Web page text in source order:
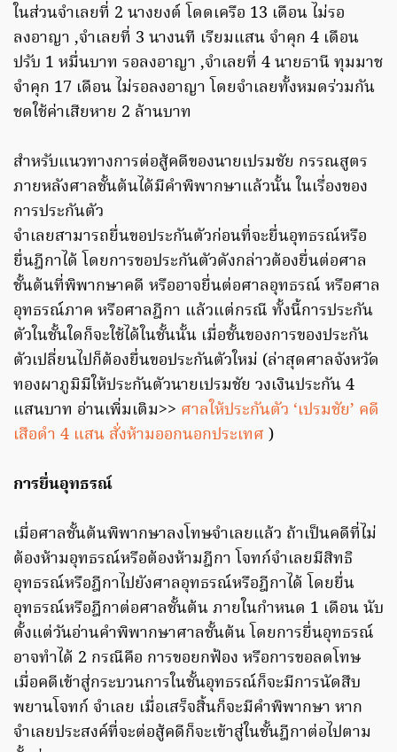
ในส่วนจำเลยที่ 2 นางยงต์ โดดเครือ 13 เดือน ไม่รอ
ลงอาญา ,จำเลยที่ 3 นางนที เรียมแสน จำคุก 4 เดือน
ปรับ 1 หมื่นบาท รอลงอาญา ,จำเลยที่ 4 นายธานี ทุมมาช
จำคุก 17 เดือน ไม่รอลงอาญา โดยจำเลยทั้งหมดร่วมกัน
ชดใช้ค่าเสียหาย 2 ล้านบาท
สำหรับแนวทางการต่อสู้คดีของนายเปรมชัย กรรณสูตร
ภายหลังศาลชั้นต้นได้มีคำพิพากษาแล้วนั้น ในเรื่องของ
การประกันตัว
จำเลยสามารถยื่นขอประกันตัวก่อนที่จะยื่นอุทธรณ์หรือ
ยื่นฎีกาได้ โดยการขอประกันตัวดังกล่าวต้องยื่นต่อศาล
ชั้นต้นที่พิพากษาคดี หรืออาจยื่นต่อศาลอุทธรณ์ หรือศาล
อุทธรณ์ภาค หรือศาลฎีกา แล้วแต่กรณี ทั้งนี้การประกัน
ตัวในชั้นใดก็จะใช้ได้ในชั้นนั้น เมื่อชั้นของการของประกัน
ตัวเปลี่ยนไปก็ต้องยื่นขอประกันตัวใหม่ (ล่าสุดศาลจังหวัด
ทองผาภูมิมีให้ประกันตัวนายเปรมชัย วงเงินประกัน 4
แสนบาท อ่านเพิ่มเติม>> ศาลให้ประกันตัว ‘เปรมชัย’ คดี
เสือดำ 4 แสน สั่งห้ามออกนอกประเทศ )
การยื่นอุทธรณ์
เมื่อศาลชั้นต้นพิพากษาลงโทษจำเลยแล้ว ถ้าเป็นคดีที่ไม่
ต้องห้ามอุทธรณ์หรือต้องห้ามฎีกา โจทก์จำเลยมีสิทธิ
อุทธรณ์หรือฎีกาไปยังศาลอุทธรณ์หรือฎีกาได้ โดยยื่น
อุทธรณ์หรือฎีกาต่อศาลชั้นต้น ภายในกำหนด 1 เดือน นับ
ตั้งแต่วันอ่านคำพิพากษาศาลชั้นต้น โดยการยื่นอุทธรณ์
อาจทำได้ 2 กรณีคือ การขอยกฟ้อง หรือการขอลดโทษ
เมื่อคดีเข้าสู่กระบวนการในชั้นอุทธรณ์ก็จะมีการนัดสืบ
พยานโจทก์ จำเลย เมื่อเสร็จสิ้นก็จะมีคำพิพากษา หาก
จำเลยประสงค์ที่จะต่อสู้คดีก็จะเข้าสู่ในชั้นฎีกาต่อไปตาม